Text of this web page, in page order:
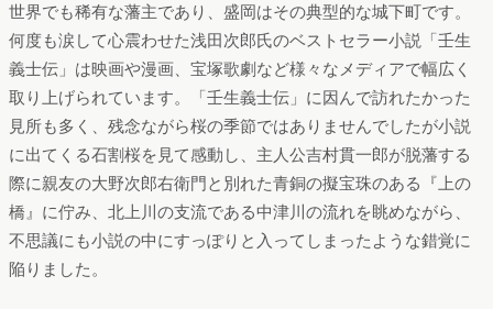
世界でも稀有な藩主であり、盛岡はその典型的な城下町です。
何度も涙して心震わせた浅田次郎氏のベストセラー小説「壬生
義士伝」は映画や漫画、宝塚歌劇など様々なメディアで幅広く
取り上げられています。「壬生義士伝」に因んで訪れたかった
見所も多く、残念ながら桜の季節ではありませんでしたが小説
に出てくる石割桜を見て感動し、主人公吉村貫一郎が脱藩する
際に親友の大野次郎右衛門と別れた青銅の擬宝珠のある『上の
橋』に佇み、北上川の支流である中津川の流れを眺めながら、
不思議にも小説の中にすっぽりと入ってしまったような錯覚に
陥りました。